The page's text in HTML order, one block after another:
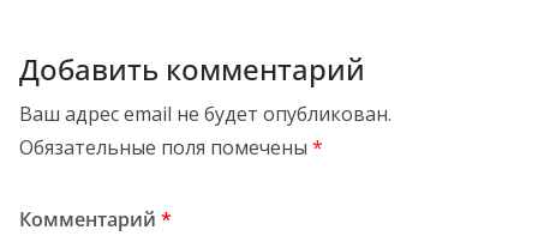
Добавить комментарий
Ваш адрес email не будет опубликован.
Обязательные поля помечены *
Комментарий *